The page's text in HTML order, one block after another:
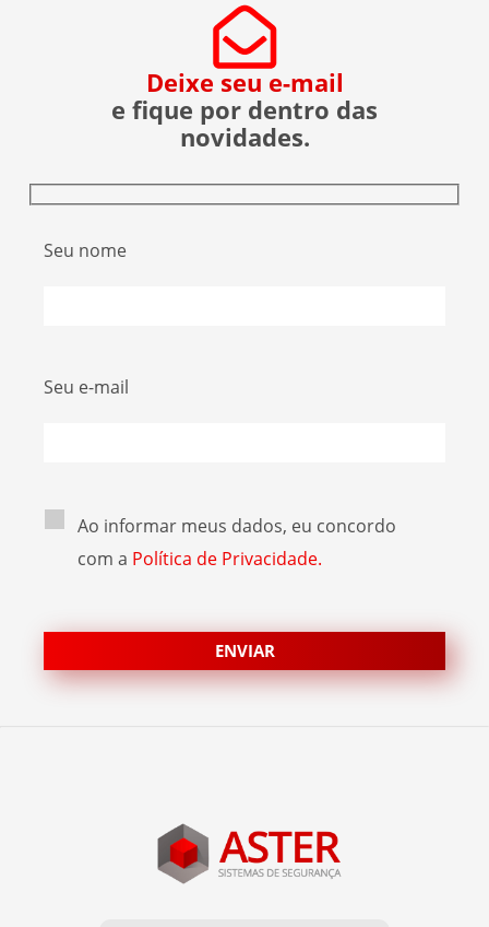
Deixe seu e-mail
e fique por dentro das
novidades.
Seu nome
Seu e-mail
Ao informar meus dados, eu concordo
com a Política de Privacidade.